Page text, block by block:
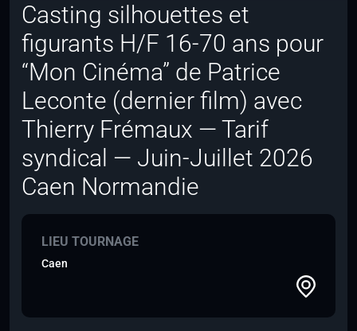
Casting silhouettes et
figurants H/F 16-70 ans pour
“Mon Cinéma” de Patrice
Leconte (dernier film) avec
Thierry Frémaux — Tarif
syndical — Juin-Juillet 2026
Caen Normandie
LIEU TOURNAGE
Caen